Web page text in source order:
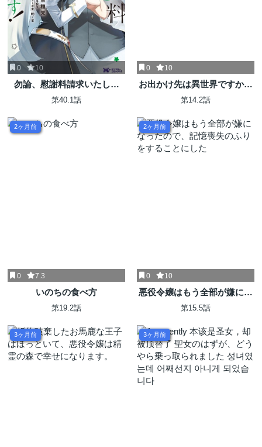
0 10
勿論、慰謝料請求いたしま
す！
第40.1話
0 10
お出かけ先は異世界ですか？
～身体は５歳・頭脳は16歳
メン達に愛されちゅう!?～
第14.2話
2ヶ月前
0 7.3
いのちの食べ方
第19.2話
2ヶ月前
0 10
悪役令嬢はもう全部が嫌にな
ったので、記憶喪失のふりを
第15.5話
3ヶ月前 3ヶ月前